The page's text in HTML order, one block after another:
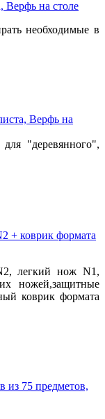
Верфь на столе
необходимые в
Верфь на
"деревянного",
+ коврик формата
легкий нож N1,
ножей,защитные
коврик формата
из 75 предметов,